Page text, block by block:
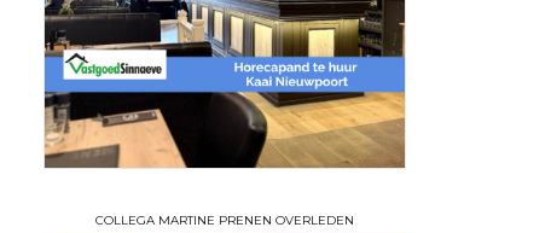
COLLEGA MARTINE PRENEN OVERLEDEN